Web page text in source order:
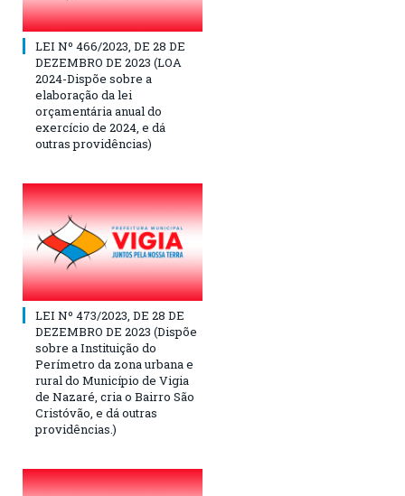
LEI Nº 466/2023, DE 28 DE
DEZEMBRO DE 2023 (LOA
2024-Dispõe sobre a
elaboração da lei
orçamentária anual do
exercício de 2024, e dá
outras providências)
LEI Nº 473/2023, DE 28 DE
DEZEMBRO DE 2023 (Dispõe
sobre a Instituição do
Perímetro da zona urbana e
rural do Município de Vigia
de Nazaré, cria o Bairro São
Cristóvão, e dá outras
providências.)